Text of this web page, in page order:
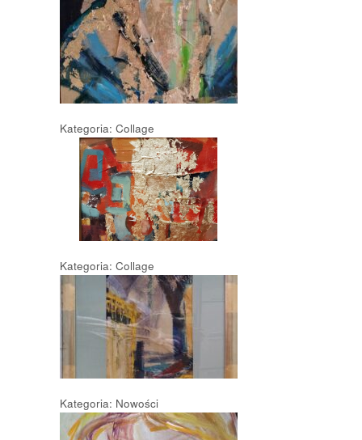
Kategoria: Collage
Kategoria: Collage
Kategoria: Nowości